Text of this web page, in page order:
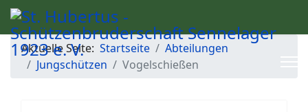
Aktuelle Seite: Startseite
Abteilungen
Jungschützen
Vogelschießen